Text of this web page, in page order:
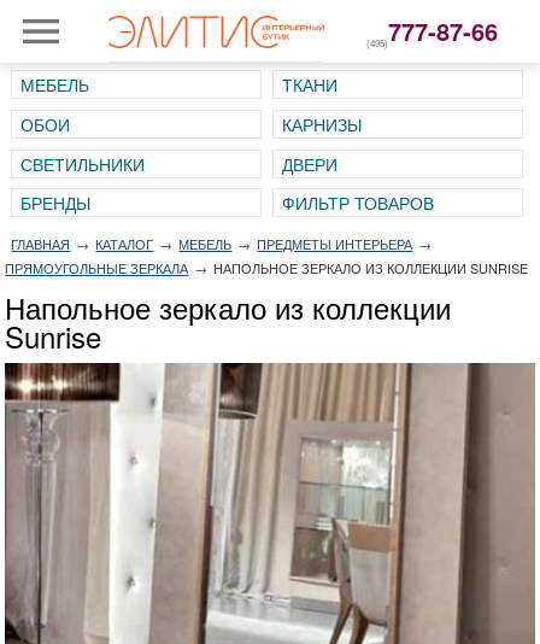
(495)777-87-66
МЕБЕЛЬ
ТКАНИ
ОБОИ
КАРНИЗЫ
СВЕТИЛЬНИКИ
ДВЕРИ
ГЛАВНАЯ → КАТАЛОГ → МЕБЕЛЬ → ПРЕДМЕТЫ ИНТЕРЬЕРА →
ПРЯМОУГОЛЬНЫЕ ЗЕРКАЛА → НАПОЛЬНОЕ ЗЕРКАЛО ИЗ КОЛЛЕКЦИИ SUNRISE
Напольное зеркало из коллекции
Sunrise